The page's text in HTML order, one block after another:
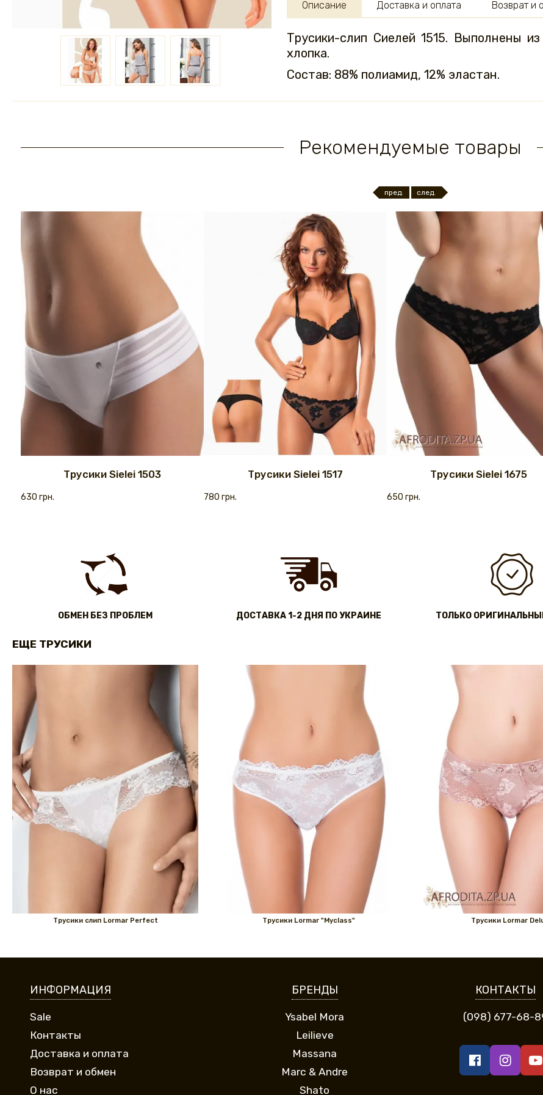
Описание
Трусики-слип Сиелей 1515. Выполнены
хлопка.
Состав: 88% полиамид, 12% эластан.
Доставка и оплата Возврат и
Рекомендуемые товары
пред. след.
Трусики Sielei 1503
630 грн.
Трусики Sielei 1517
780 грн.
Трусики Sielei 1675
650 грн.
ОБМЕН БЕЗ ПРОБЛЕМ ДОСТАВКА 1-2 ДНЯ ПО УКРАИНЕ ТОЛЬКО
ЕЩЕ ТРУСИКИ
Трусики слип Lormar Perfect Трусики Lormar "Myclass" Трусики Lormar
ИНФОРМАЦИЯ
Sale
Контакты
Доставка и оплата
Возврат и обмен
О нас
БРЕНДЫ
Ysabel Mora
Leilieve
Massana
Marc & Andre
Shato
КОНТАКТЫ
(098) 677-68-